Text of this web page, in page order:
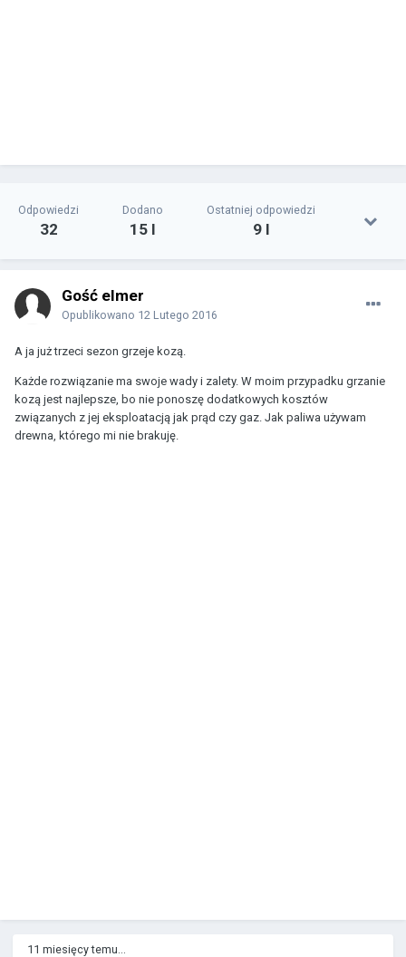
Odpowiedzi
32
Dodano
15 l
Ostatniej odpowiedzi
9 l
Gość elmer
Opublikowano 12 Lutego 2016
A ja już trzeci sezon grzeje kozą.
Każde rozwiązanie ma swoje wady i zalety. W moim przypadku grzanie
kozą jest najlepsze, bo nie ponoszę dodatkowych kosztów
związanych z jej eksploatacją jak prąd czy gaz. Jak paliwa używam
drewna, którego mi nie brakuję.
11 miesięcy temu...